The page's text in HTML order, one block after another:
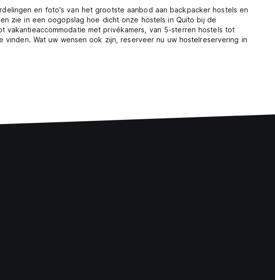
en foto's van het grootste aanbod aan backpacker hostels en
zie in een oogopslag hoe dicht onze hostels in Quito bij de
met privékamers, van 5-sterren hostels tot
Wat uw wensen ook zijn, reserveer nu uw hostelreservering in